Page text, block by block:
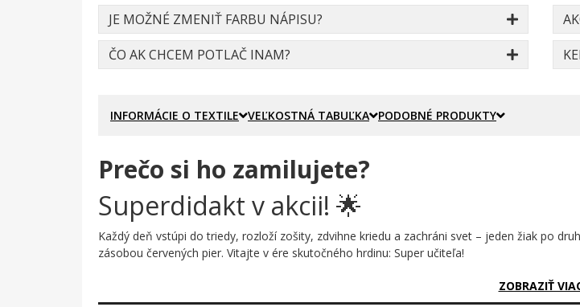
JE MOŽNÉ ZMENIŤ FARBU NÁPISU?
ČO AK CHCEM POTLAČ INAM?
INFORMÁCIE O TEXTILE VEĽKOSTNÁ TABUĽKA PODOBNÉ PRODUKTY
Prečo si ho zamilujete?
Superdidakt v akcii! 🌟
Každý deň vstúpi do triedy, rozloží zošity, zdvihne kriedu a zachráni svet – jeden žiak po
zásobou červených pier. Vitajte v ére skutočného hrdinu: Super učiteľa!
ZOBRAZIŤ